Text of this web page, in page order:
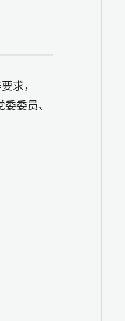
求，
委员、